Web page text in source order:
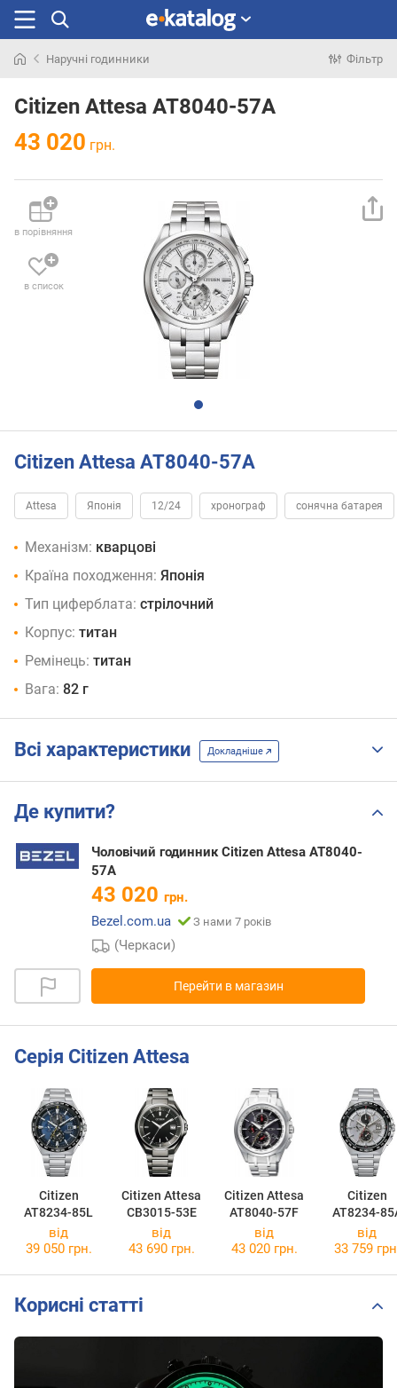
раніше
Наручні годинники Фільтр
Citizen Attesa AT8040-57A
43 020 грн.
в порівняння
в список
Citizen Attesa AT8040-57A
Attesa Японія 12/24 хронограф сонячна батарея
Механізм: кварцові
Країна походження: Японія
Тип циферблата: стрілочний
Корпус: титан
Ремінець: титан
Вага: 82 г
Всі характеристики Докладніше
Де купити?
Чоловічий годинник Citizen Attesa AT8040-
57A
43 020 грн.
Bezel.com.ua
З нами 7 років
(Черкаси)
Перейти в магазин
Серія Citizen Attesa
Citizen
AT8234-85L
Citizen Attesa
CB3015-53E
Citizen Attesa
AT8040-57F
Citizen
AT8234-
від
39 050 грн.
від
43 690 грн.
від
43 020 грн.
від
33 759
Корисні статті